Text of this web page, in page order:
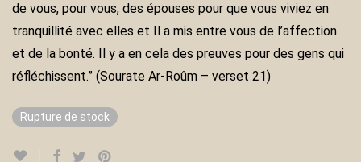
de vous, pour vous, des épouses pour que vous viviez en
tranquillité avec elles et Il a mis entre vous de l’affection
et de la bonté. Il y a en cela des preuves pour des gens qui
réfléchissent.” (Sourate Ar-Roûm – verset 21)
Rupture de stock